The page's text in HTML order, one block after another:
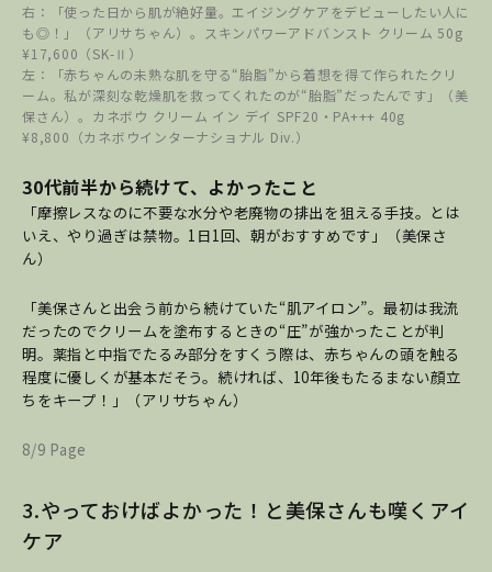
右：「使った日から肌が絶好量。エイジングケアをデビューしたい人に
も◎！」（アリサちゃん）。スキンパワーアドバンスト クリーム 50g
¥17,600（SK-Ⅱ）
左：「赤ちゃんの未熟な肌を守る“胎脂”から着想を得て作られたクリ
ーム。私が深刻な乾燥肌を救ってくれたのが“胎脂”だったんです」（美
保さん）。カネボウ クリーム イン デイ SPF20・PA+++ 40g
¥8,800（カネボウインターナショナル Div.）
30代前半から続けて、よかったこと
「摩擦レスなのに不要な水分や老廃物の排出を狙える手技。とは
いえ、やり過ぎは禁物。1日1回、朝がおすすめです」（美保さ
ん）
「美保さんと出会う前から続けていた“肌アイロン”。最初は我流
だったのでクリームを塗布するときの“圧”が強かったことが判
明。薬指と中指でたるみ部分をすくう際は、赤ちゃんの頭を触る
程度に優しくが基本だそう。続ければ、10年後もたるまない顔立
ちをキープ！」（アリサちゃん）
8/9 Page
3.やっておけばよかった！と美保さんも嘆くアイ
ケア